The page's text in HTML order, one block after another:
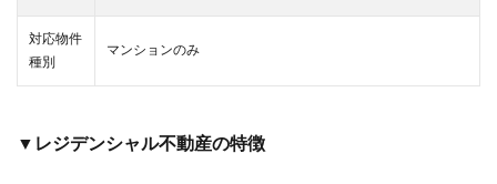
対応物件
種別
マンションのみ
▼レジデンシャル不動産の特徴